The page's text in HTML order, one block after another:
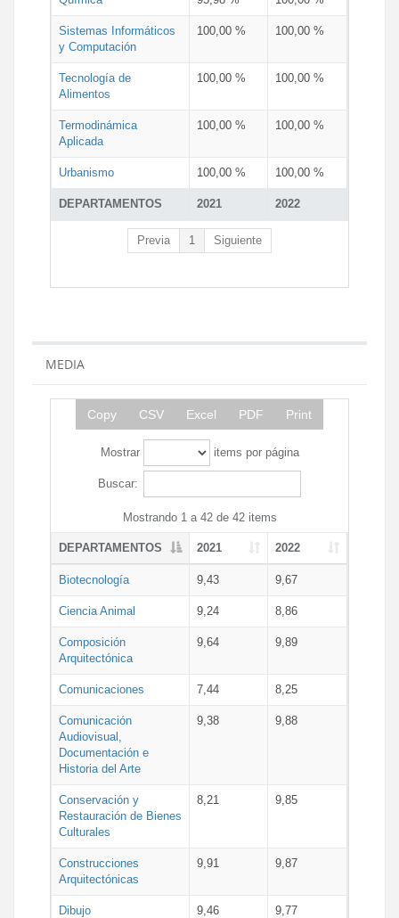
DEPARTAMENTOS 2021 2022
Sistemas Informáticos
y Computación
100,00 % 100,00 %
Tecnología de
Alimentos
100,00 % 100,00 %
Termodinámica
Aplicada
100,00 % 100,00 %
Urbanismo 100,00 % 100,00 %
Previa 1 Siguiente
MEDIA
Copy CSV Excel PDF Print
Mostrar items por página
Buscar:
Mostrando 1 a 42 de 42 items
DEPARTAMENTOS 2021 2022
Biotecnología 9,43 9,67
Ciencia Animal 9,24 8,86
Composición
Arquitectónica
9,64 9,89
Comunicaciones 7,44 8,25
Comunicación
Audiovisual,
Documentación e
Historia del Arte
9,38 9,88
Conservación y
Restauración de Bienes
Culturales
8,21 9,85
Construcciones
Arquitectónicas
9,91 9,87
Dibujo 9,46 9,77